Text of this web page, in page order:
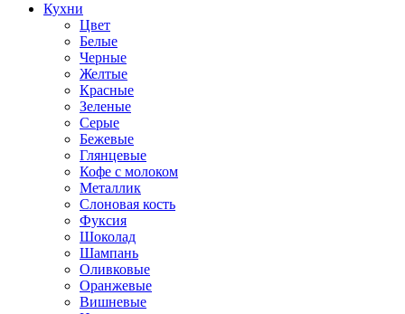
Кухни
Цвет
Белые
Черные
Желтые
Красные
Зеленые
Серые
Бежевые
Глянцевые
Кофе с молоком
Металлик
Слоновая кость
Фуксия
Шоколад
Шампань
Оливковые
Оранжевые
Вишневые